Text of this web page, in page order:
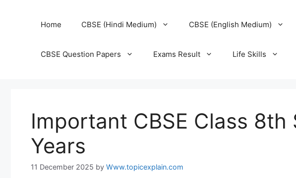
Home CBSE (Hindi Medium) CBSE (English Medium)
CBSE Question Papers Exams Result Life Skills
Important CBSE Class 8th
Years
11 December 2025 by Www.topicexplain.com